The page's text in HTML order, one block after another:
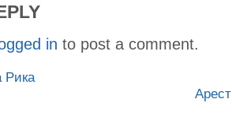
in to post a comment.
Рика